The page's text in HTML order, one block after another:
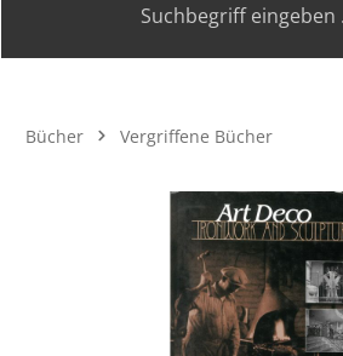
Bücher Vergriffene Bücher
Bildergalerie überspringen